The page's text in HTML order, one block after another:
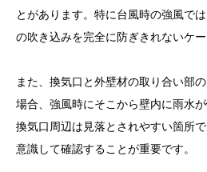
とがあります。特に台風時の強風で
の吹き込みを完全に防ぎきれないケー
また、換気口と外壁材の取り合い部
場合、強風時にそこから壁内に雨水
換気口周辺は見落とされやすい箇所
意識して確認することが重要です。